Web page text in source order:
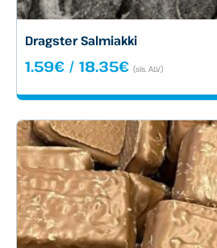
Dragster Salmiakki
1.59€ / 18.35€Hintaluokka:
-
(sis. ALV)